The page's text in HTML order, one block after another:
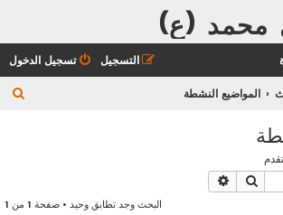
محمد (ع)
تسجيل الدخول التسجيل
المواضيع النشطة
بحث
البحث وجد تطابق وحيد • صفحة 1 من 1